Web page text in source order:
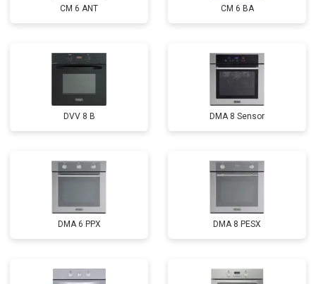
CM 6 ANT CM 6 BA
DVV 8 B DMA 8 Sensor
DMA 6 PPX DMA 8 PESX